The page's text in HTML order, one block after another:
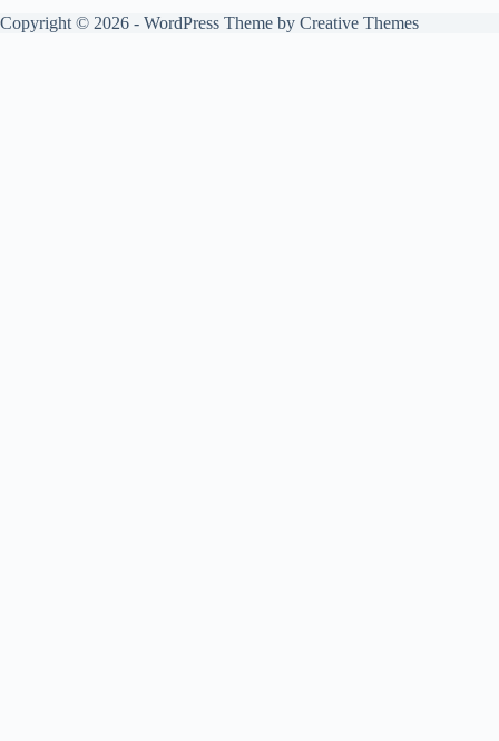
Copyright © 2026 - WordPress Theme by Creative Themes